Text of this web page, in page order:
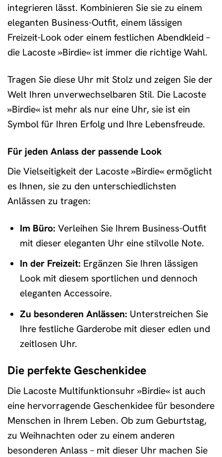
integrieren lässt. Kombinieren Sie sie zu einem
eleganten Business-Outfit, einem lässigen
Freizeit-Look oder einem festlichen Abendkleid –
die Lacoste »Birdie« ist immer die richtige Wahl.
Tragen Sie diese Uhr mit Stolz und zeigen Sie der
Welt Ihren unverwechselbaren Stil. Die Lacoste
»Birdie« ist mehr als nur eine Uhr, sie ist ein
Symbol für Ihren Erfolg und Ihre Lebensfreude.
Für jeden Anlass der passende Look
Die Vielseitigkeit der Lacoste »Birdie« ermöglicht
es Ihnen, sie zu den unterschiedlichsten
Anlässen zu tragen:
Im Büro: Verleihen Sie Ihrem Business-Outfit
mit dieser eleganten Uhr eine stilvolle Note.
In der Freizeit: Ergänzen Sie Ihren lässigen
Look mit diesem sportlichen und dennoch
eleganten Accessoire.
Zu besonderen Anlässen: Unterstreichen Sie
Ihre festliche Garderobe mit dieser edlen und
zeitlosen Uhr.
Die perfekte Geschenkidee
Die Lacoste Multifunktionsuhr »Birdie« ist auch
eine hervorragende Geschenkidee für besondere
Menschen in Ihrem Leben. Ob zum Geburtstag,
zu Weihnachten oder zu einem anderen
besonderen Anlass – mit dieser Uhr machen Sie